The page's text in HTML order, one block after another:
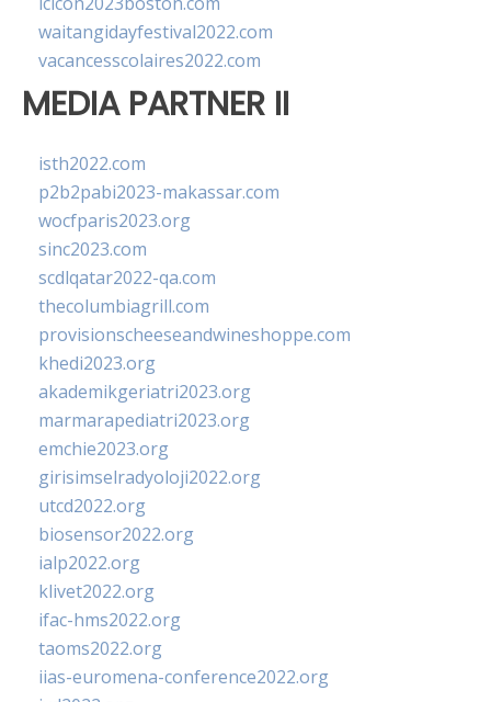
waitangidayfestival2022.com
vacancesscolaires2022.com
MEDIA PARTNER II
isth2022.com
p2b2pabi2023-makassar.com
wocfparis2023.org
sinc2023.com
scdlqatar2022-qa.com
thecolumbiagrill.com
provisionscheeseandwineshoppe.com
khedi2023.org
akademikgeriatri2023.org
marmarapediatri2023.org
emchie2023.org
girisimselradyoloji2022.org
utcd2022.org
biosensor2022.org
ialp2022.org
klivet2022.org
ifac-hms2022.org
taoms2022.org
iias-euromena-conference2022.org